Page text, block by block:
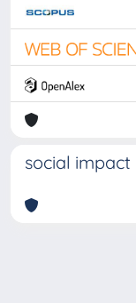
social impact